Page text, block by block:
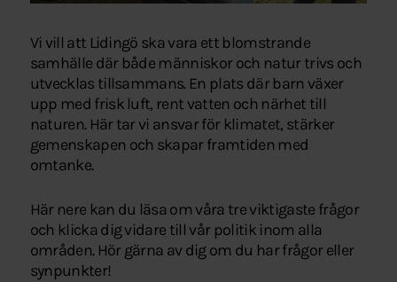
Vi vill att Lidingö ska vara ett blomstrande
samhälle där både människor och natur trivs och
utvecklas tillsammans. En plats där barn växer
upp med frisk luft, rent vatten och närhet till
naturen. Här tar vi ansvar för klimatet, stärker
gemenskapen och skapar framtiden med
omtanke.
Här nere kan du läsa om våra tre viktigaste frågor
och klicka dig vidare till vår politik inom alla
områden. Hör gärna av dig om du har frågor eller
synpunkter!